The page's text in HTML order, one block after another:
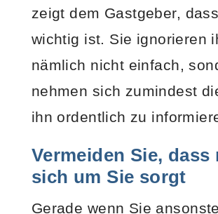
zeigt dem Gastgeber,
wichtig ist. Sie ignorieren
nämlich nicht einfach,
nehmen sich zumindest
ihn ordentlich zu
Vermeiden Sie, dass
sich um Sie sorgt
Gerade wenn Sie